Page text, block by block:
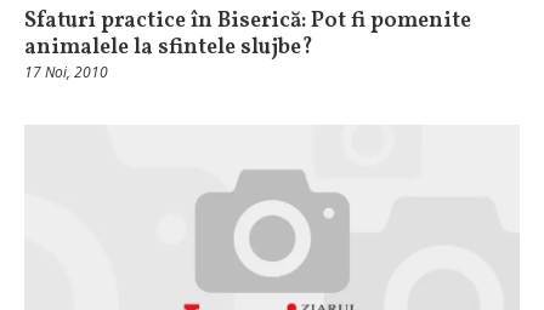
Sfaturi practice în Biserică: Pot fi pomenite
animalele la sfintele slujbe?
17 Noi, 2010